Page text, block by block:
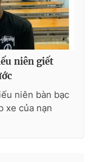
niên giết
niên bàn bạc
xe của nạn